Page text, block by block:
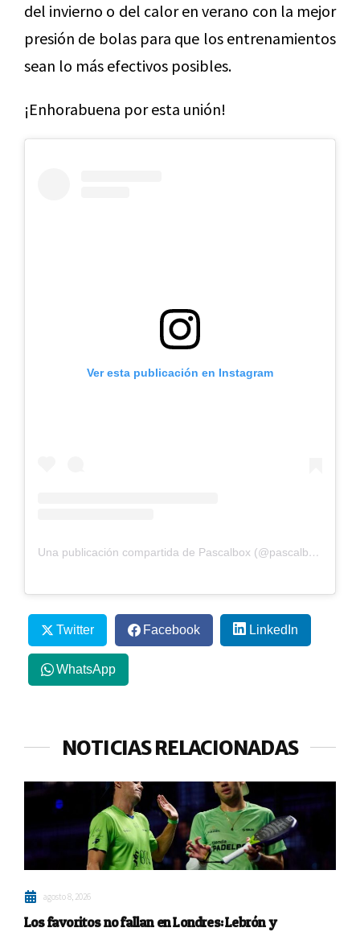
del invierno o del calor en verano con la mejor
presión de bolas para que los entrenamientos
sean lo más efectivos posibles.
¡Enhorabuena por esta unión!
Ver esta publicación en Instagram
Una publicación compartida de Pascalbox (@pascalbox_)
Twitter Facebook LinkedIn
WhatsApp
NOTICIAS RELACIONADAS
agosto 8, 2026
Los favoritos no fallan en Londres: Lebrón y